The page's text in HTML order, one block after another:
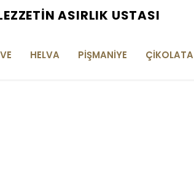
ASIRLIK USTASI
HELVA PİŞMANİYE ÇİKOLATA